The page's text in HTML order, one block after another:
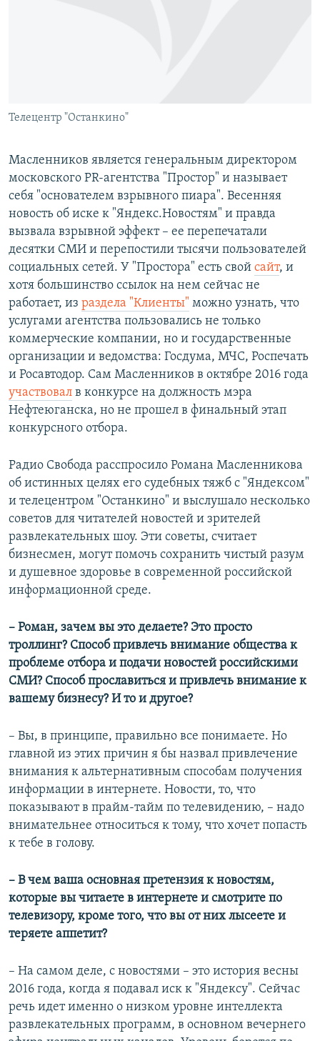
Телецентр "Останкино"
Масленников является генеральным директором
московского PR-агентства "Простор" и называет
себя "основателем взрывного пиара". Весенняя
новость об иске к "Яндекс.Новостям" и правда
вызвала взрывной эффект – ее перепечатали
десятки СМИ и перепостили тысячи пользователей
социальных сетей. У "Простора" есть свой сайт, и
хотя большинство ссылок на нем сейчас не
работает, из раздела "Клиенты" можно узнать, что
услугами агентства пользовались не только
коммерческие компании, но и государственные
организации и ведомства: Госдума, МЧС, Роспечать
и Росавтодор. Сам Масленников в октябре 2016 года
участвовал в конкурсе на должность мэра
Нефтеюганска, но не прошел в финальный этап
конкурсного отбора.
Радио Свобода расспросило Романа Масленникова
об истинных целях его судебных тяжб с "Яндексом"
и телецентром "Останкино" и выслушало несколько
советов для читателей новостей и зрителей
развлекательных шоу. Эти советы, считает
бизнесмен, могут помочь сохранить чистый разум
и душевное здоровье в современной российской
информационной среде.
– Роман, зачем вы это делаете? Это просто
троллинг? Способ привлечь внимание общества к
проблеме отбора и подачи новостей российскими
СМИ? Способ прославиться и привлечь внимание к
вашему бизнесу? И то и другое?
– Вы, в принципе, правильно все понимаете. Но
главной из этих причин я бы назвал привлечение
внимания к альтернативным способам получения
информации в интернете. Новости, то, что
показывают в прайм-тайм по телевидению, – надо
внимательнее относиться к тому, что хочет попасть
к тебе в голову.
– В чем ваша основная претензия к новостям,
которые вы читаете в интернете и смотрите по
телевизору, кроме того, что вы от них лысеете и
теряете аппетит?
– На самом деле, с новостями – это история весны
2016 года, когда я подавал иск к "Яндексу". Сейчас
речь идет именно о низком уровне интеллекта
развлекательных программ, в основном вечернего